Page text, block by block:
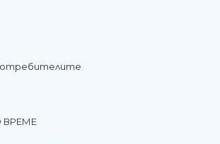
ВРЕМЕ